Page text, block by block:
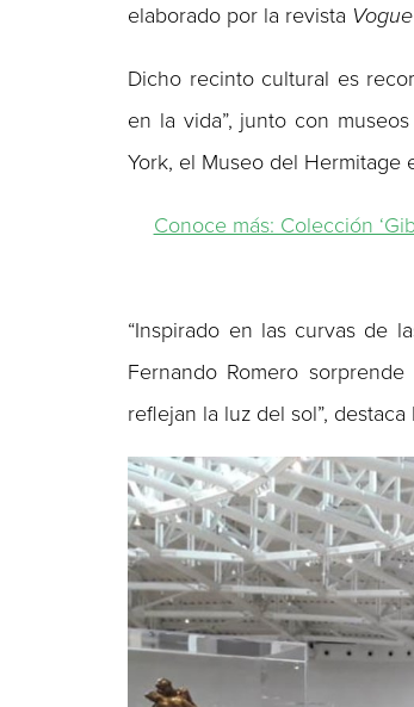
elaborado por la revista Vogue
Dicho recinto cultural es
en la vida”, junto con
York, el Museo del Hermitage
Conoce más: Colección
“Inspirado en las curvas de
Fernando Romero
reflejan la luz del sol”,